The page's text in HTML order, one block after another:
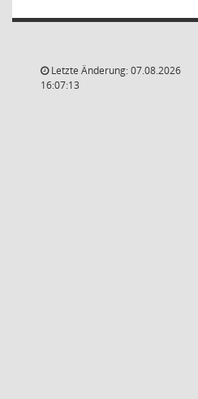
Letzte Änderung: 07.08.2026
16:07:13